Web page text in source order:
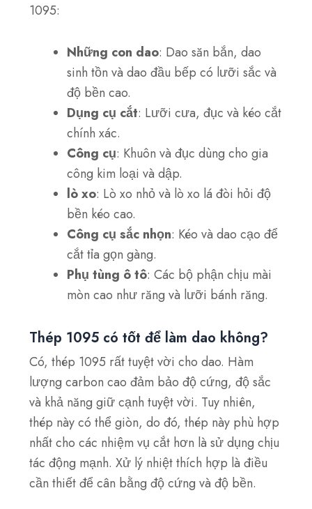
1095:
Những con dao: Dao săn bắn, dao
sinh tồn và dao đầu bếp có lưỡi sắc và
độ bền cao.
Dụng cụ cắt: Lưỡi cưa, đục và kéo cắt
chính xác.
Công cụ: Khuôn và đục dùng cho gia
công kim loại và dập.
lò xo: Lò xo nhỏ và lò xo lá đòi hỏi độ
bền kéo cao.
Công cụ sắc nhọn: Kéo và dao cạo để
cắt tỉa gọn gàng.
Phụ tùng ô tô: Các bộ phận chịu mài
mòn cao như răng và lưỡi bánh răng.
Thép 1095 có tốt để làm dao không?
Có, thép 1095 rất tuyệt vời cho dao. Hàm
lượng carbon cao đảm bảo độ cứng, độ sắc
và khả năng giữ cạnh tuyệt vời. Tuy nhiên,
thép này có thể giòn, do đó, thép này phù hợp
nhất cho các nhiệm vụ cắt hơn là sử dụng chịu
tác động mạnh. Xử lý nhiệt thích hợp là điều
cần thiết để cân bằng độ cứng và độ bền.